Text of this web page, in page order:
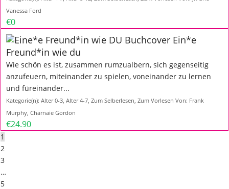
Vanessa Ford
€0
Ein*e
Freund*in wie du
Wie schön es ist, zusammen rumzualbern, sich gegenseitig
anzufeuern, miteinander zu spielen, voneinander zu lernen
und füreinander...
Kategorie(n): Alter 0-3, Alter 4-7, Zum Selberlesen, Zum Vorlesen Von: Frank
Murphy, Charnaie Gordon
€24.90
1
2
3
…
5